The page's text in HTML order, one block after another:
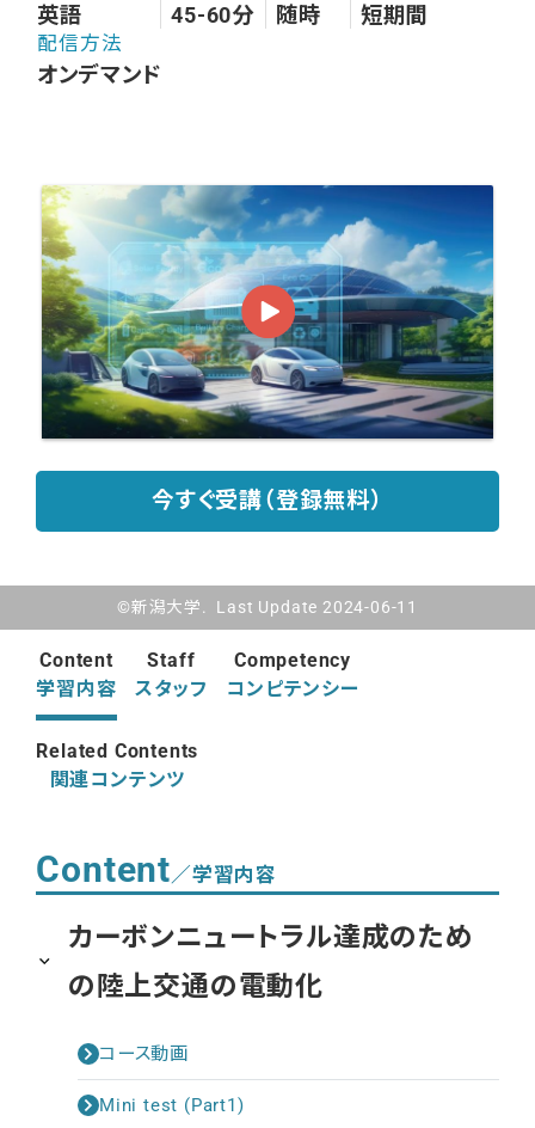
英語 45-60分 随時 短期間
配信方法
オンデマンド
今すぐ受講（登録無料）
©新潟大学. Last Update 2024-06-11
Content
学習内容
Staff
スタッフ
Competency
コンピテンシー
Related Contents
関連コンテンツ
Content／学習内容
カーボンニュートラル達成のため
の陸上交通の電動化
コース動画
Mini test (Part1)